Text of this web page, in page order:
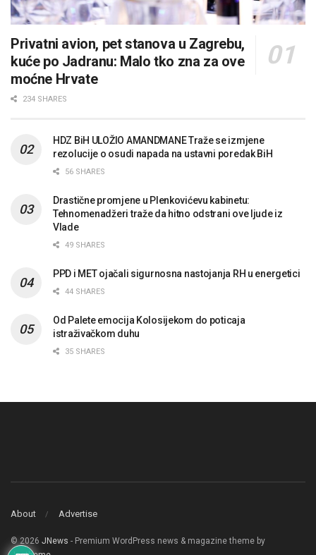
Privatni avion, pet stanova u Zagrebu,
kuće po Jadranu: Malo tko zna za ove
moćne Hrvate
234 SHARES
HDZ BiH ULOŽIO AMANDMANE Traže se izmjene
rezolucije o osudi napada na ustavni poredak BiH
56 SHARES
Drastične promjene u Plenkovićevu kabinetu:
Tehnomenadžeri traže da hitno odstrani ove ljude iz
Vlade
49 SHARES
PPD i MET ojačali sigurnosna nastojanja RH u energetici
44 SHARES
Od Palete emocija Kolosijekom do poticaja
istraživačkom duhu
35 SHARES
About Advertise
© 2026 JNews - Premium WordPress news & magazine theme by